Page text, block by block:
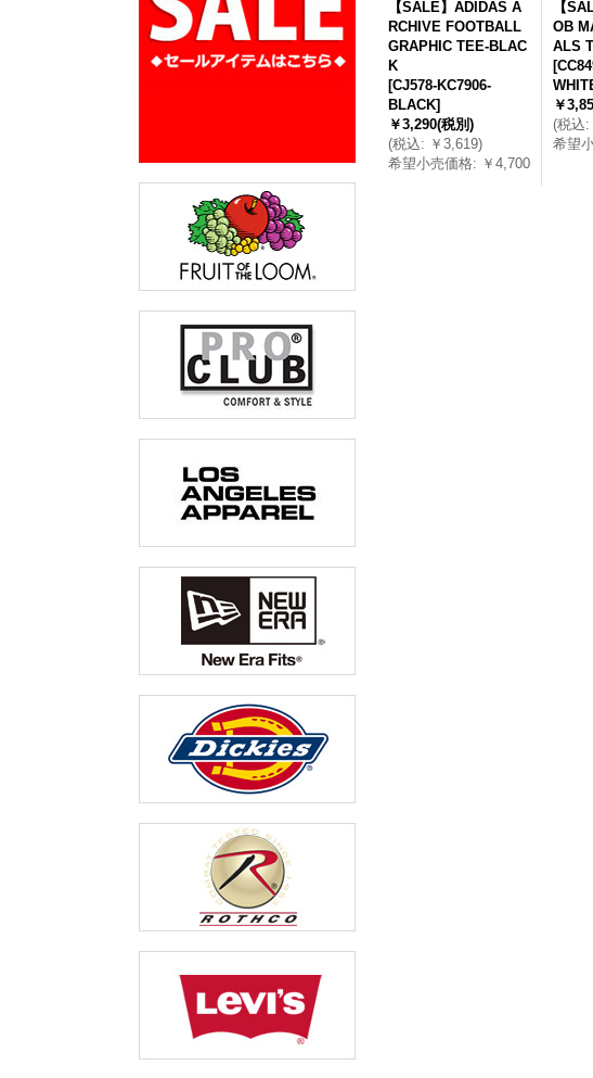
【SALE】ADIDAS A
RCHIVE FOOTBALL
GRAPHIC TEE-BLAC
K
[CJ578-KC7906-
BLACK]
￥3,290(税別)
(税込: ￥3,619)
希望小売価格: ￥4,700
【
OB
ALS
[
￥
(税込:
希望